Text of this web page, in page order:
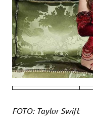
FOTO: Taylor Swift